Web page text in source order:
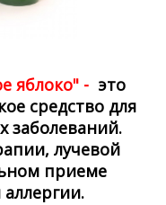
яблоко" - это
средство для
заболеваний.
лучевой
приеме